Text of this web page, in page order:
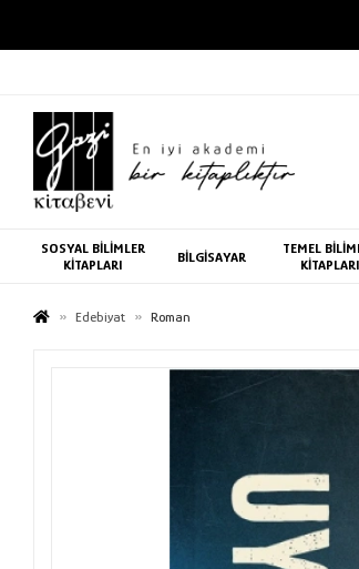
SOSYAL BİLİMLER
KİTAPLARI
BİLGİSAYAR
TEMEL
KİTAPLARI
Edebiyat Roman